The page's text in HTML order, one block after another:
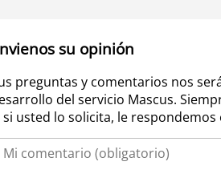
su opinión
preguntas y comentarios nos
del servicio Mascus.
si usted lo solicita, le